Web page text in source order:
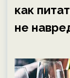
как
не